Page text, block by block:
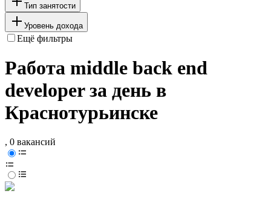
Тип занятости
Уровень дохода
Ещё фильтры
Работа middle back end
developer за день в
Краснотурьинске
, 0 вакансий